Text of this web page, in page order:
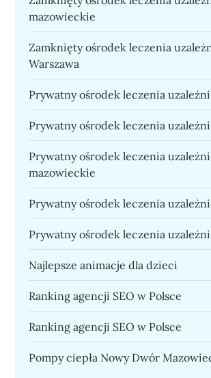
mazowieckie
Zamknięty ośrodek leczenia
Warszawa
Prywatny ośrodek leczenia
Prywatny ośrodek leczenia
Prywatny ośrodek leczenia
mazowieckie
Prywatny ośrodek leczenia
Prywatny ośrodek leczenia
Najlepsze animacje dla dzieci
Ranking agencji SEO w Polsce
Ranking agencji SEO w Polsce
Pompy ciepła Nowy Dwór